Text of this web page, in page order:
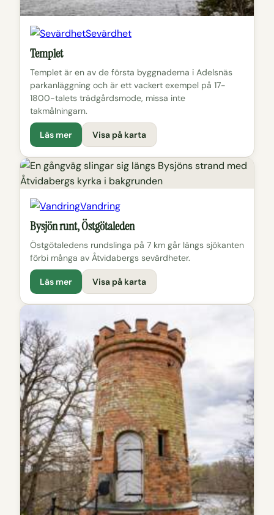
Sevärdhet
Templet
Templet är en av de första byggnaderna i Adelsnäs
parkanläggning och är ett vackert exempel på 17-
1800-talets trädgårdsmode, missa inte
takmålningarn.
Läs mer Visa på karta
Vandring
Bysjön runt, Östgötaleden
Östgötaledens rundslinga på 7 km går längs sjökanten
förbi många av Åtvidabergs sevärdheter.
Läs mer Visa på karta